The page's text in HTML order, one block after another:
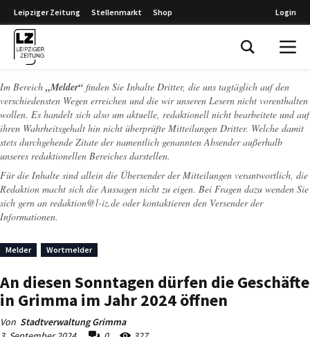
Leipziger Zeitung Stellenmarkt Shop Login
Im Bereich „Melder“ finden Sie Inhalte Dritter, die uns tagtäglich auf den
verschiedensten Wegen erreichen und die wir unseren Lesern nicht vorenthalten
wollen. Es handelt sich also um aktuelle, redaktionell nicht bearbeitete und auf
ihren Wahrheitsgehalt hin nicht überprüfte Mitteilungen Dritter. Welche damit
stets durchgehende Zitate der namentlich genannten Absender außerhalb
unseres redaktionellen Bereiches darstellen.
Für die Inhalte sind allein die Übersender der Mitteilungen verantwortlich, die
Redaktion macht sich die Aussagen nicht zu eigen. Bei Fragen dazu wenden Sie
sich gern an redaktion@l-iz.de oder kontaktieren den Versender der
Informationen.
Melder Wortmelder
An diesen Sonntagen dürfen die Geschäfte
in Grimma im Jahr 2024 öffnen
Von Stadtverwaltung Grimma